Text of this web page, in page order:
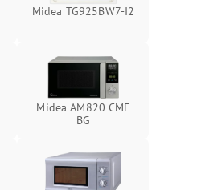
Midea TG925BW7-I2
Midea AM820 CMF
BG